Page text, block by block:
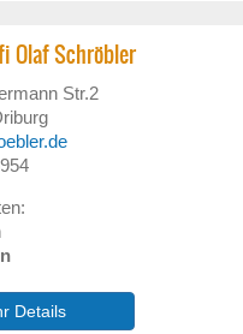
Olaf Schröbler
Str.2
Details